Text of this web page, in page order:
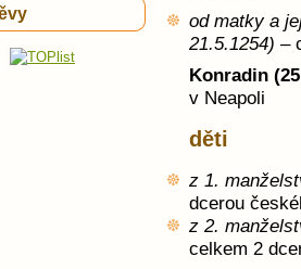
od matky a
21.5.1254) –
Konradin
v Neapoli
děti
z 1.
dcerou
z 2.
celkem 2